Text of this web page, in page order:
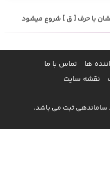
با حرف [ ق ] شروع میشود
ها
تماس با ما
نقشه سایت
ثبت می باشد.